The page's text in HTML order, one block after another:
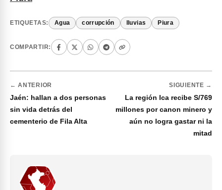
ETIQUETAS: Agua corrupción lluvias Piura
COMPARTIR:
← ANTERIOR
Jaén: hallan a dos personas
sin vida detrás del
cementerio de Fila Alta
SIGUIENTE →
La región Ica recibe S/769
millones por canon minero y
aún no logra gastar ni la
mitad